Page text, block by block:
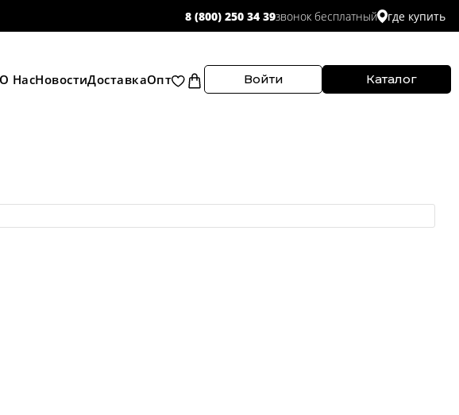
8 (800) 250 34 39звонок бесплатный где купить
О НасНовостиДоставкаОпт Войти Каталог